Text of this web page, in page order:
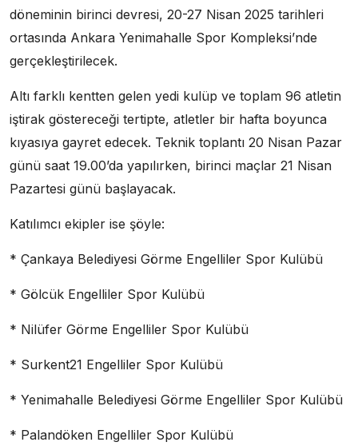
döneminin birinci devresi, 20-27 Nisan 2025 tarihleri
ortasında Ankara Yenimahalle Spor Kompleksi’nde
gerçekleştirilecek.
Altı farklı kentten gelen yedi kulüp ve toplam 96 atletin
iştirak göstereceği tertipte, atletler bir hafta boyunca
kıyasıya gayret edecek. Teknik toplantı 20 Nisan Pazar
günü saat 19.00’da yapılırken, birinci maçlar 21 Nisan
Pazartesi günü başlayacak.
Katılımcı ekipler ise şöyle:
* Çankaya Belediyesi Görme Engelliler Spor Kulübü
* Gölcük Engelliler Spor Kulübü
* Nilüfer Görme Engelliler Spor Kulübü
* Surkent21 Engelliler Spor Kulübü
* Yenimahalle Belediyesi Görme Engelliler Spor Kulübü
* Palandöken Engelliler Spor Kulübü